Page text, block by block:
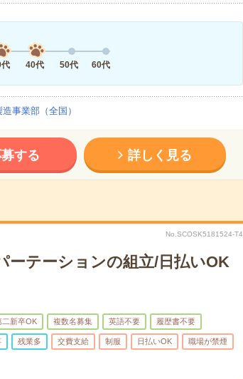
40代 50代 60代
事業部（全国）
する 詳しく見る
No.SCOSK5181524-T4
ーテーションの組立/日払いOK
二新卒OK 複数名募集 英語不要 履歴書不要
残業多 交費支給 制服 日払いOK 職場が禁煙